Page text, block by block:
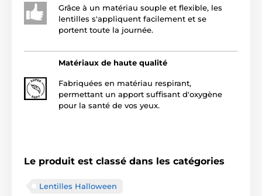
Grâce à un matériau souple et flexible, les
lentilles s'appliquent facilement et se
portent toute la journée.
Matériaux de haute qualité
Fabriquées en matériau respirant,
permettant un apport suffisant d'oxygène
pour la santé de vos yeux.
Le produit est classé dans les catégories
Lentilles Halloween